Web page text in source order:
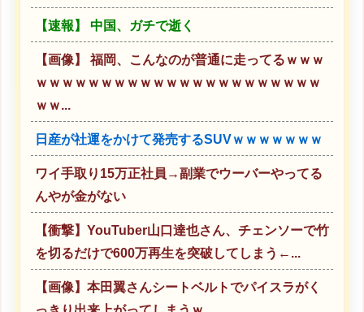
【速報】 中国、ガチで逝く
【画像】 福岡、こんなのが普通に走ってるｗｗｗ
ｗｗｗｗｗｗｗｗｗｗｗｗｗｗｗｗｗｗｗｗｗｗ
ｗｗ...
日産が社運をかけて発売するSUVｗｗｗｗｗｗｗ
ワイ手取り15万正社員→副業でウーバーやってる
んやが金がない
【衝撃】YouTuber山口達也さん、チェンソーで竹
を切るだけで600万再生を突破してしまう←...
【画像】本田翼さんシートベルトでパイスラがく